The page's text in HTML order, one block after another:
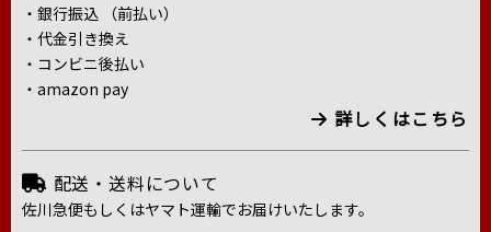
・銀行振込 （前払い）
・代金引き換え
・コンビニ後払い
・amazon pay
詳しくはこちら
配送・送料について
佐川急便もしくはヤマト運輸でお届けいたします。